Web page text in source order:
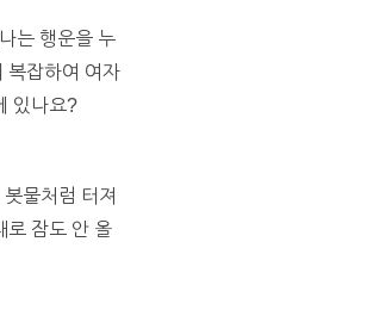
는 행운을 누
복잡하여 여자
있나요?
물처럼 터져
로 잠도 안 올